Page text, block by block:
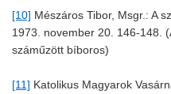
[10] Mészáros Tibor, Msgr.: A
1973. november 20. 146-148.
száműzött bíboros)
[11] Katolikus Magyarok